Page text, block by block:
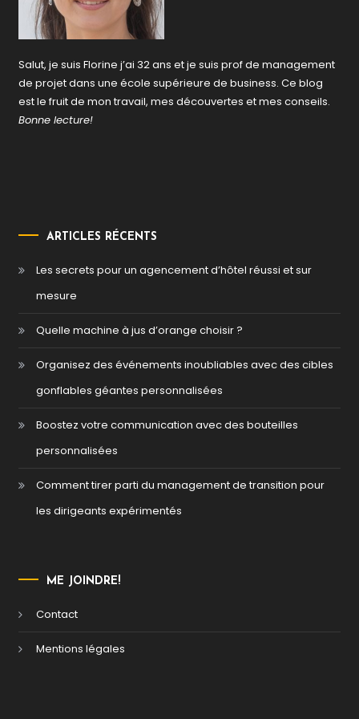
Salut, je suis Florine j’ai 32 ans et je suis prof de management
de projet dans une école supérieure de business. Ce blog
est le fruit de mon travail, mes découvertes et mes conseils.
Bonne lecture!
ARTICLES RÉCENTS
Les secrets pour un agencement d’hôtel réussi et sur
mesure
Quelle machine à jus d’orange choisir ?
Organisez des événements inoubliables avec des cibles
gonflables géantes personnalisées
Boostez votre communication avec des bouteilles
personnalisées
Comment tirer parti du management de transition pour
les dirigeants expérimentés
ME JOINDRE!
Contact
Mentions légales